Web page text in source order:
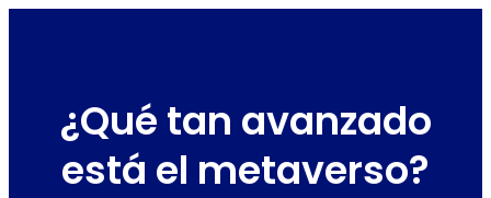
¿Qué tan avanzado
está el metaverso?